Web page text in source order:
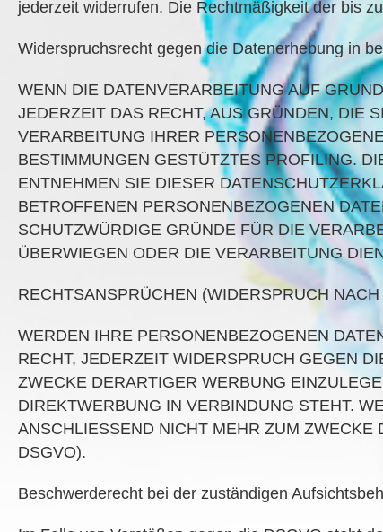
jederzeit widerrufen. Die Rechtmäßigkeit der bis
Widerspruchsrecht gegen die Datenerhebung in
WENN DIE DATENVERARBEITUNG AUF
JEDERZEIT DAS RECHT, AUS GRÜNDEN, DIE
VERARBEITUNG IHRER
BESTIMMUNGEN GESTÜTZTES PROFILING.
ENTNEHMEN SIE DIESER
BETROFFENEN PERSONENBEZOGENEN
SCHUTZWÜRDIGE GRÜNDE FÜR DIE
ÜBERWIEGEN ODER DIE VERARBEITUNG
RECHTSANSPRÜCHEN (WIDERSPRUCH
WERDEN IHRE PERSONENBEZOGENEN
RECHT, JEDERZEIT WIDERSPRUCH GEGEN
ZWECKE DERARTIGER WERBUNG
DIREKTWERBUNG IN VERBINDUNG STEHT.
ANSCHLIESSEND NICHT MEHR ZUM ZWECKE
DSGVO).
Beschwerderecht bei der zuständigen